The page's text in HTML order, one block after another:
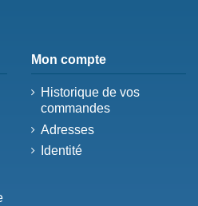
Mon compte
Historique de vos
commandes
Adresses
Identité